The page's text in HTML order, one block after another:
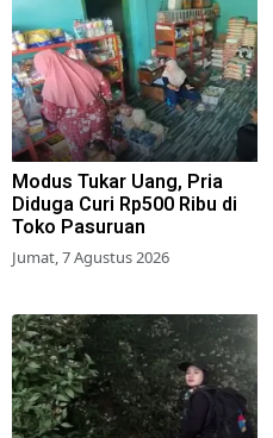
Modus Tukar Uang, Pria
Diduga Curi Rp500 Ribu di
Toko Pasuruan
Jumat, 7 Agustus 2026